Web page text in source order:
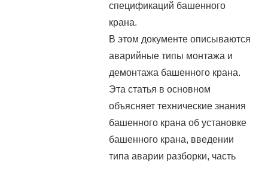
спецификаций башенного
крана.
В этом документе описываются
аварийные типы монтажа и
демонтажа башенного крана.
Эта статья в основном
объясняет технические знания
башенного крана об установке
башенного крана, введении
типа аварии разборки, часть